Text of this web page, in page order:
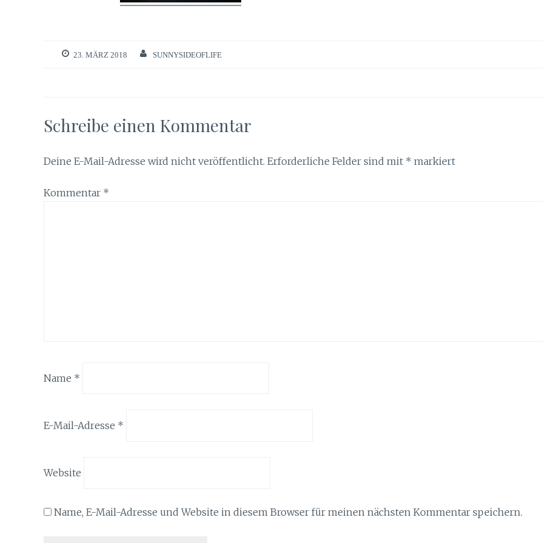
23. MÄRZ 2018 SUNNYSIDEOFLIFE
Schreibe einen Kommentar
Deine E-Mail-Adresse wird nicht veröffentlicht. Erforderliche Felder sind mit * markiert
Kommentar *
Name *
E-Mail-Adresse *
Website
Name, E-Mail-Adresse und Website in diesem Browser für meinen nächsten Kommentar speichern.